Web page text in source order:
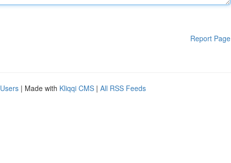
Report Page
| Made with Kliqqi CMS | All RSS Feeds